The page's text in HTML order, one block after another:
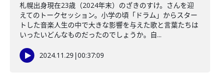
札幌出身現在23歳（2024年末）のざきのすけ。さんを迎
えてのトークセッション。小学の頃「ドラム」からスター
トした音楽人生の中で大きな影響を与えた歌と言葉たちは
いったいどんなものだったのでしょうか。自...
2024.11.29 |00:37:09